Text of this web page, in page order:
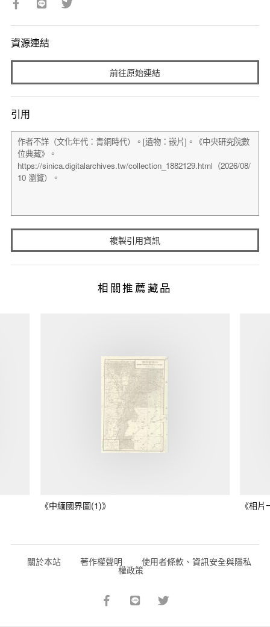
資源連結
前往原始連結
引用
複製引用資訊
相關推薦藏品
《中緬國界圖(1)》 《相
關於本站 著作權聲明 使用者條款、資訊安全與隱私
權政策